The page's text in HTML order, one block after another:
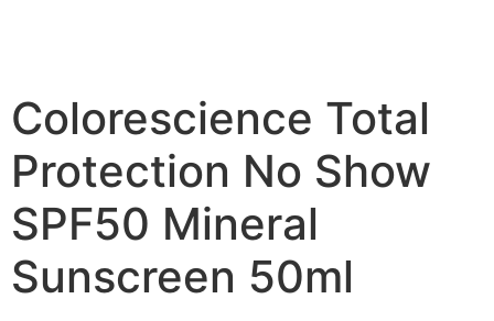
Colorescience Total
Protection No Show
SPF50 Mineral
Sunscreen 50ml